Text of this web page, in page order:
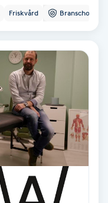
Friskvård Branschorg.